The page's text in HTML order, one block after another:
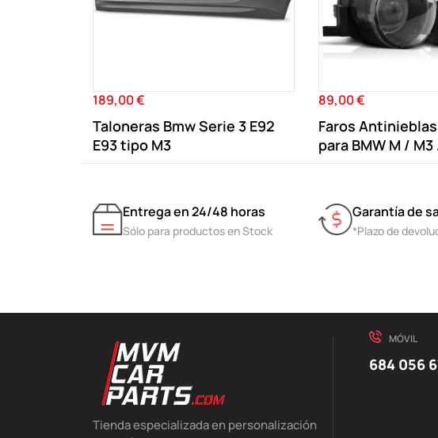
Precio
189,00 €
Taloneras Bmw Serie 3 E92
E93 tipo M3
Precio
89,00 €
Faros
para BMW M / M3
Entrega en 24/48 horas
Sólo para productos en Stock
Garantía de
*Plazo de
Tienda especializada en personalización
MÓVIL
684 056